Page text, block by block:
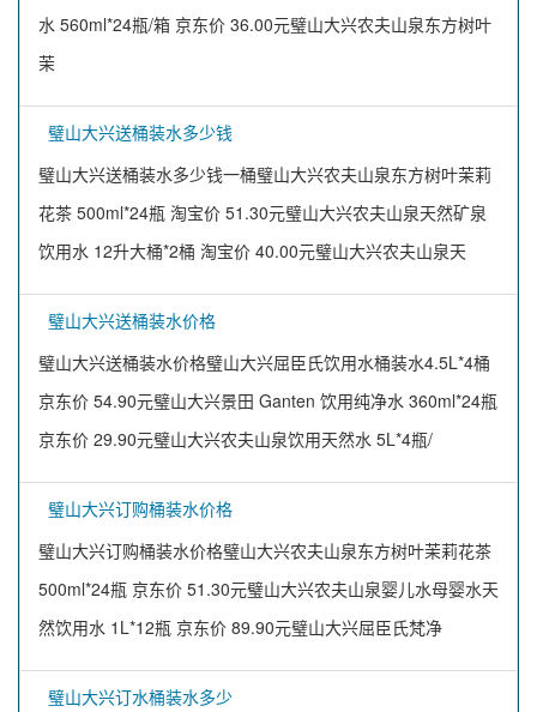
水 560ml*24瓶/箱 京东价 36.00元璧山大兴农夫山泉东方树叶
茉
璧山大兴送桶装水多少钱
璧山大兴送桶装水多少钱一桶璧山大兴农夫山泉东方树叶茉莉
花茶 500ml*24瓶 淘宝价 51.30元璧山大兴农夫山泉天然矿泉
饮用水 12升大桶*2桶 淘宝价 40.00元璧山大兴农夫山泉天
璧山大兴送桶装水价格
璧山大兴送桶装水价格璧山大兴屈臣氏饮用水桶装水4.5L*4桶
京东价 54.90元璧山大兴景田 Ganten 饮用纯净水 360ml*24瓶
京东价 29.90元璧山大兴农夫山泉饮用天然水 5L*4瓶/
璧山大兴订购桶装水价格
璧山大兴订购桶装水价格璧山大兴农夫山泉东方树叶茉莉花茶
500ml*24瓶 京东价 51.30元璧山大兴农夫山泉婴儿水母婴水天
然饮用水 1L*12瓶 京东价 89.90元璧山大兴屈臣氏梵净
璧山大兴订水桶装水多少